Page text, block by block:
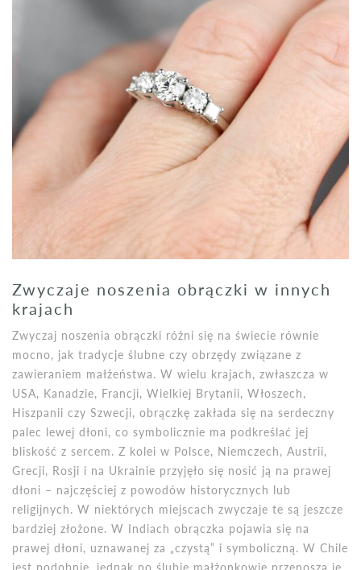
Zwyczaje noszenia obrączki w innych
krajach
Zwyczaj noszenia obrączki różni się na świecie równie
mocno, jak tradycje ślubne czy obrzędy związane z
zawieraniem małżeństwa. W wielu krajach, zwłaszcza w
USA, Kanadzie, Francji, Wielkiej Brytanii, Włoszech,
Hiszpanii czy Szwecji, obrączkę zakłada się na serdeczny
palec lewej dłoni, co symbolicznie ma podkreślać jej
bliskość z sercem. Z kolei w Polsce, Niemczech, Austrii,
Grecji, Rosji i na Ukrainie przyjęło się nosić ją na prawej
dłoni – najczęściej z powodów historycznych lub
religijnych. W niektórych miejscach zwyczaje te są jeszcze
bardziej złożone. W Indiach obrączka pojawia się na
prawej dłoni, uznawanej za „czystą” i symboliczną. W Chile
jest podobnie, jednak po ślubie małżonkowie przenoszą je